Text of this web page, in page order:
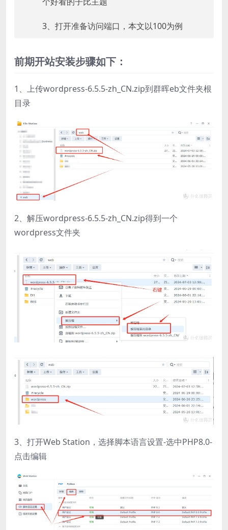
3、打开准备访问端口，本文以100为例
前期开站安装步骤如下：
1、上传wordpress-6.5.5-zh_CN.zip到群晖eb文件夹根
目录
2、解压wordpress-6.5.5-zh_CN.zip得到一个
wordpress文件夹
3、打开Web Station，选择脚本语言设置-选中PHP8.0-
点击编辑